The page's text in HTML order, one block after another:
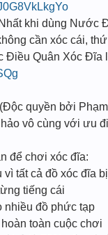
khi dùng Nước
cần xóc cái,
Quân Xóc
quyền bởi
vô cùng với ưu
để chơi xóc đĩa:
tất cả đồ xóc đĩa
tiếng cái
nhiều đồ phức tạp
toàn cuộc chơi